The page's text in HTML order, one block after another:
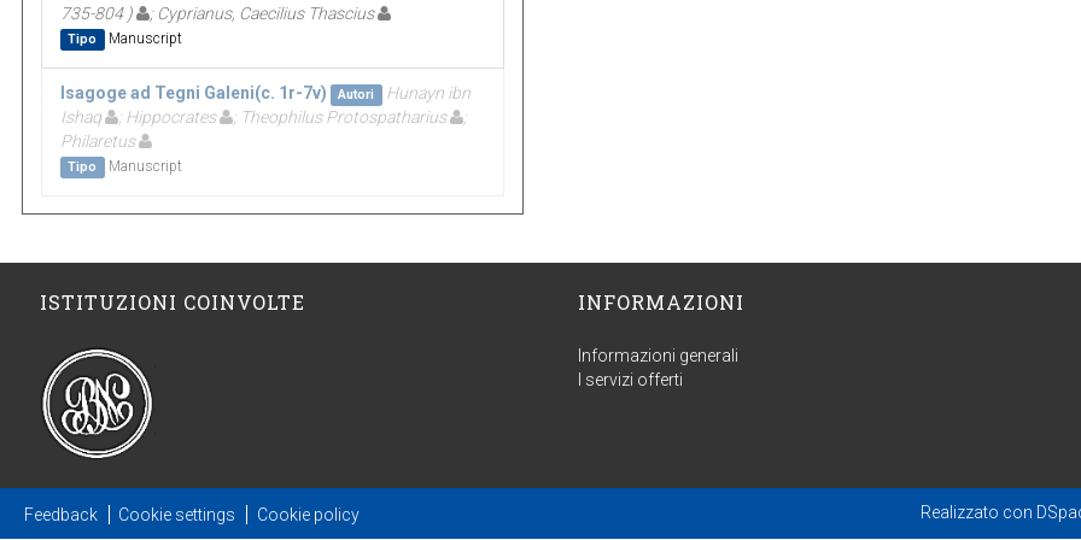
735-804 )
; Cyprianus, Caecilius Thascius
Tipo Manuscript
Isagoge ad Tegni Galeni(c. 1r-7v) Autori
Hunayn ibn
Ishaq
; Hippocrates ; Theophilus Protospatharius
;
Philaretus
Tipo Manuscript
ISTITUZIONI COINVOLTE INFORMAZIONI
Informazioni generali
I servizi offerti
Feedback Cookie settings Cookie policy Realizzato con